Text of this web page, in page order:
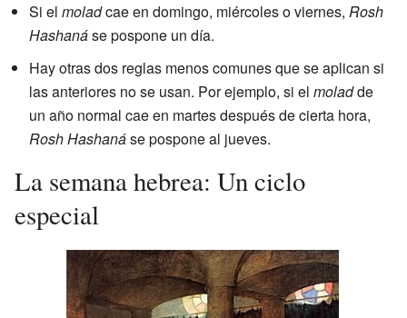
Si el moladcae en domingo, miércoles o viernes, Rosh
Hashanáse pospone un día.
Hay otras dos reglas menos comunes que se aplican si
las anteriores no se usan. Por ejemplo, si el moladde
un año normal cae en martes después de cierta hora,
Rosh Hashanáse pospone al jueves.
La semana hebrea: Un ciclo
especial